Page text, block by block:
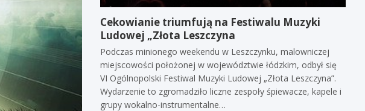
Cekowianie triumfują na Festiwalu Muzyki
Ludowej „Złota Leszczyna
Podczas minionego weekendu w Leszczynku, malowniczej
miejscowości położonej w województwie łódzkim, odbył się
VI Ogólnopolski Festiwal Muzyki Ludowej „Złota Leszczyna”.
Wydarzenie to zgromadziło liczne zespoły śpiewacze, kapele i
grupy wokalno-instrumentalne…